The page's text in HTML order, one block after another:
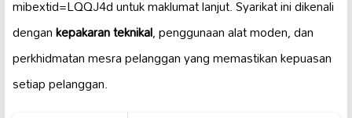
mibextid=LQQJ4d untuk maklumat lanjut. Syarikat ini dikenali
dengankepakaran teknikal, penggunaan alat moden, dan
perkhidmatan mesra pelanggan yang memastikan kepuasan
setiap pelanggan.